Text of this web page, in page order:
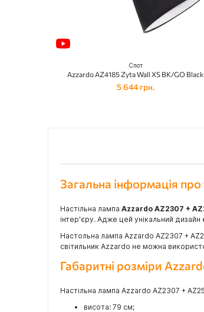
Спот
Azzardo AZ4185 Zyta Wall XS BK/GO Black
5 644 грн.
Загальна інформація
Настільна лампа Azzardo AZ2307 +
інтер'єру. Адже цей унікальний дизайн
Настольна лампа Azzardo AZ2307 +
світильник Azzardo не можна
Габаритні розміри
Настільна лампа Azzardo AZ2307 +
висота: 79 см;